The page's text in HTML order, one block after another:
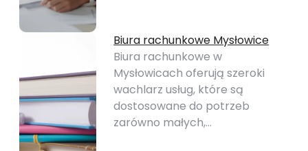
Biura rachunkowe Mysłowice
Biura rachunkowe w
Mysłowicach oferują szeroki
wachlarz usług, które są
dostosowane do potrzeb
zarówno małych,…